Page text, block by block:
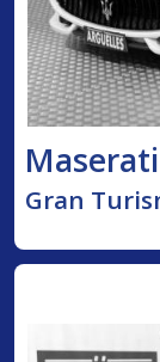
Maserati
Gran